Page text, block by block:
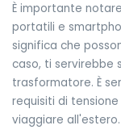
È importante
portatili e
significa che
caso, ti servirebbe
trasformatore. È
requisiti di
viaggiare all'estero.